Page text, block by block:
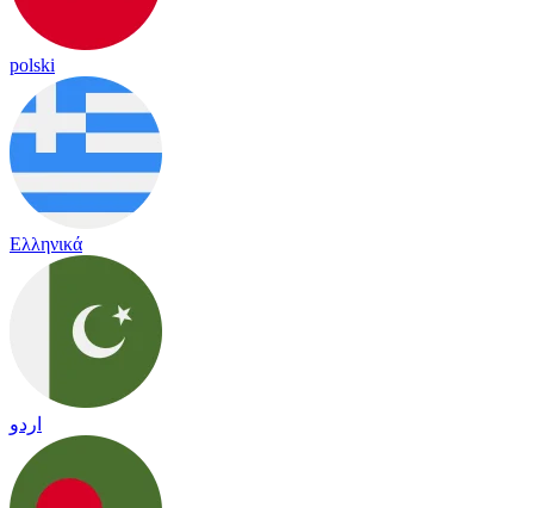
polski
Ελληνικά
اردو